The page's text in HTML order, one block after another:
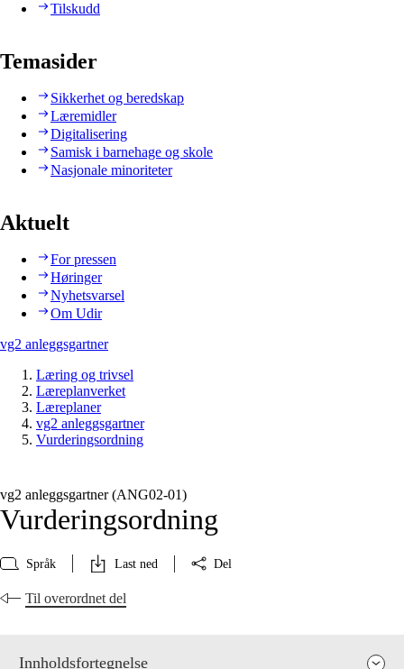
Tilskudd
Temasider
Sikkerhet og beredskap
Læremidler
Digitalisering
Samisk i barnehage og skole
Nasjonale minoriteter
Aktuelt
For pressen
Høringer
Nyhetsvarsel
Om Udir
vg2 anleggsgartner
Læring og trivsel
Læreplanverket
Læreplaner
vg2 anleggsgartner
Vurderingsordning
vg2 anleggsgartner (ANG02‑01)
Vurderingsordning
Språk Last ned Del
Til overordnet del
Innholdsfortegnelse